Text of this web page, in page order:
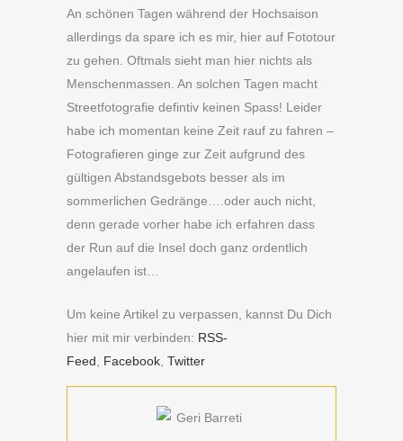
An schönen Tagen während der Hochsaison
allerdings da spare ich es mir, hier auf Fototour
zu gehen. Oftmals sieht man hier nichts als
Menschenmassen. An solchen Tagen macht
Streetfotografie defintiv keinen Spass! Leider
habe ich momentan keine Zeit rauf zu fahren –
Fotografieren ginge zur Zeit aufgrund des
gültigen Abstandsgebots besser als im
sommerlichen Gedränge….oder auch nicht,
denn gerade vorher habe ich erfahren dass
der Run auf die Insel doch ganz ordentlich
angelaufen ist…
Um keine Artikel zu verpassen, kannst Du Dich
hier mit mir verbinden: RSS-
Feed
Facebook Twitter